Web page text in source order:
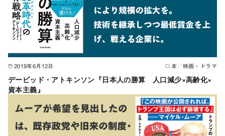
2019年6月12日 本／映画・ドラマ
デービッド・アトキンソン『日本人の勝算 人口減少×高齢化×
資本主義』